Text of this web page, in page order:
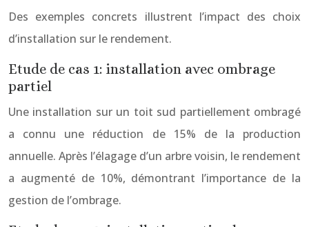
Des exemples concrets illustrent l’impact des choix
d’installation sur le rendement.
Etude de cas 1: installation avec ombrage
partiel
Une installation sur un toit sud partiellement ombragé
a connu une réduction de 15% de la production
annuelle. Après l’élagage d’un arbre voisin, le rendement
a augmenté de 10%, démontrant l’importance de la
gestion de l’ombrage.